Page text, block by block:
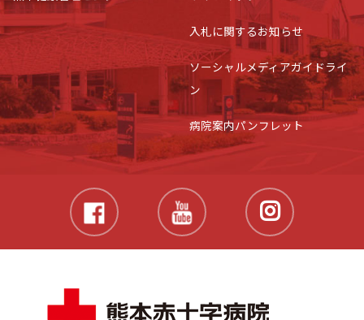
入札に関するお知らせ
ソーシャルメディアガイドライ
ン
病院案内パンフレット